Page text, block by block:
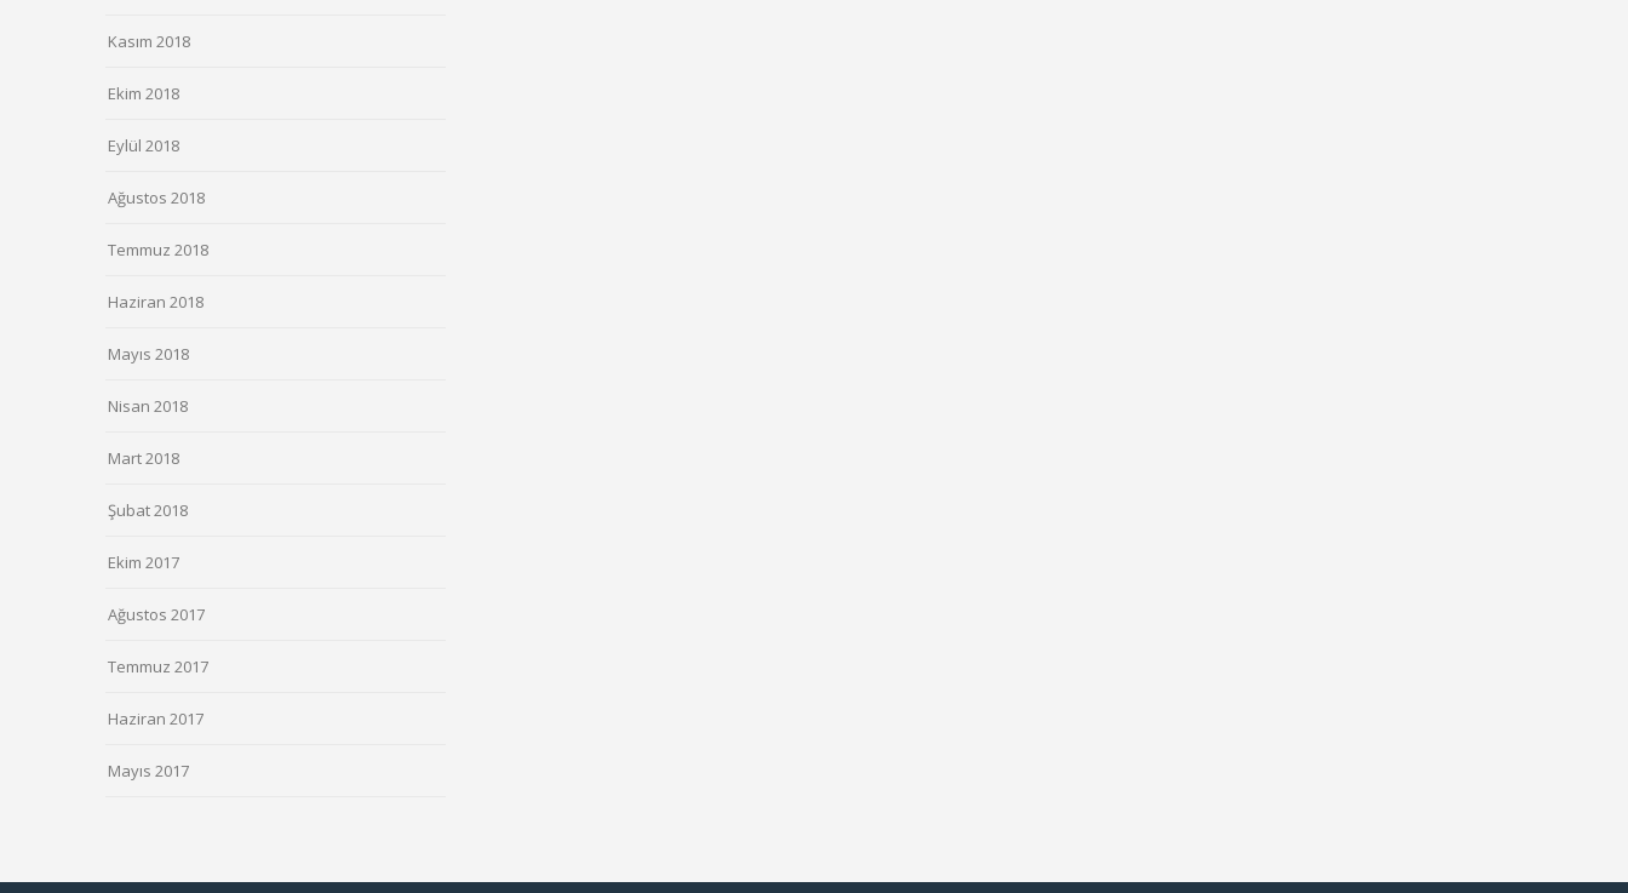
Kasım 2018
Ekim 2018
Eylül 2018
Ağustos 2018
Temmuz 2018
Haziran 2018
Mayıs 2018
Nisan 2018
Mart 2018
Şubat 2018
Ekim 2017
Ağustos 2017
Temmuz 2017
Haziran 2017
Mayıs 2017